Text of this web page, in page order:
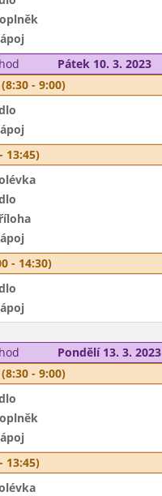
Pátek 10. 3. 2023
- 9:00)
13:45)
- 14:30)
Pondělí 13. 3. 2023
- 9:00)
13:45)